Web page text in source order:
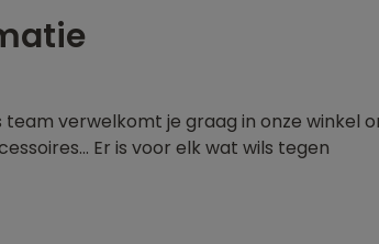
verwelkomt je graag in onze winkel
Er is voor elk wat wils tegen